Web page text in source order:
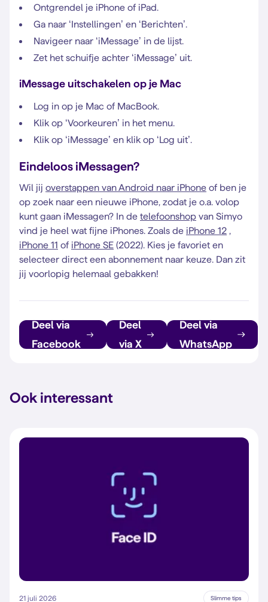
Ontgrendel je iPhone of iPad.
Ga naar ‘Instellingen’ en ‘Berichten’.
Navigeer naar ‘iMessage’ in de lijst.
Zet het schuifje achter ‘iMessage’ uit.
iMessage uitschakelen op je Mac
Log in op je Mac of MacBook.
Klik op ‘Voorkeuren’ in het menu.
Klik op ‘iMessage’ en klik op ‘Log uit’.
Eindeloos iMessagen?
Wil jij overstappen van Android naar iPhone of ben je
op zoek naar een nieuwe iPhone, zodat je o.a. volop
kunt gaan iMessagen? In de telefoonshop van Simyo
vind je heel wat fijne iPhones. Zoals de iPhone 12 ,
iPhone 11 of iPhone SE (2022). Kies je favoriet en
selecteer direct een abonnement naar keuze. Dan zit
jij voorlopig helemaal gebakken!
Deel via
Facebook
Deel
via X
Deel via
WhatsApp
Ook interessant
21 juli 2026 Slimme tips